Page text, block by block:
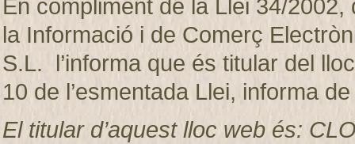
En compliment de la Llei 34/2002,
la Informació i de Comerç
S.L. l’informa que és titular del
10 de l’esmentada Llei, informa
El titular d’aquest lloc web és: